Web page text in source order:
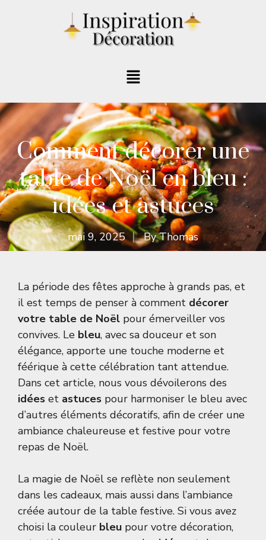
Comment décorer une
table de Noël en bleu :
idées et astuces
mai 9, 2025 ByThomas
La période des fêtes approche à grands pas, et
il est temps de penser à comment décorer
votre table de Noël pour émerveiller vos
convives. Le bleu, avec sa douceur et son
élégance, apporte une touche moderne et
féérique à cette célébration tant attendue.
Dans cet article, nous vous dévoilerons des
idées et astuces pour harmoniser le bleu avec
d’autres éléments décoratifs, afin de créer une
ambiance chaleureuse et festive pour votre
repas de Noël.
La magie de Noël se reflète non seulement
dans les cadeaux, mais aussi dans l’ambiance
créée autour de la table festive. Si vous avez
choisi la couleur bleu pour votre décoration,